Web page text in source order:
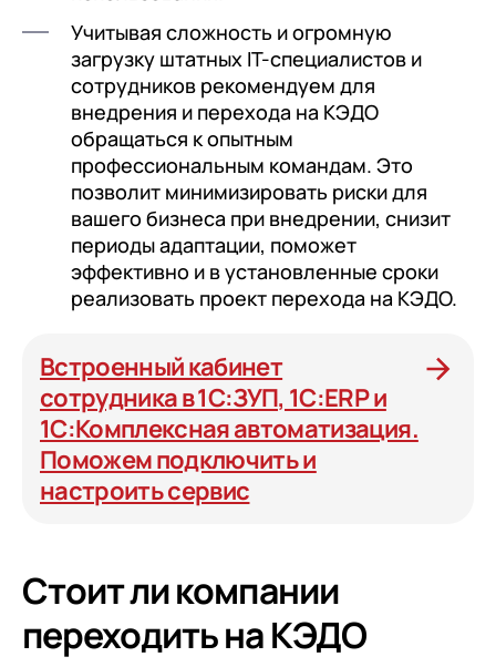
Учитывая сложность и огромную
загрузку штатных IT-специалистов и
сотрудников рекомендуем для
внедрения и перехода на КЭДО
обращаться к опытным
профессиональным командам. Это
позволит минимизировать риски для
вашего бизнеса при внедрении, снизит
периоды адаптации, поможет
эффективно и в установленные сроки
реализовать проект перехода на КЭДО.
Встроенный кабинет
сотрудника в 1С:ЗУП, 1С:ERP и
1С:Комплексная автоматизация.
Поможем подключить и
настроить сервис
Стоит ли компании
переходить на КЭДО